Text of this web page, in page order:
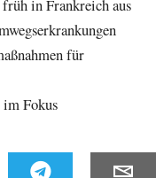
in Frankreich aus
für
Fokus